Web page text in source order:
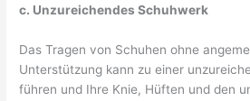
c. Unzureichendes Schuhwerk
Das Tragen von Schuhen ohne
Unterstützung kann zu einer
führen und Ihre Knie, Hüften und den